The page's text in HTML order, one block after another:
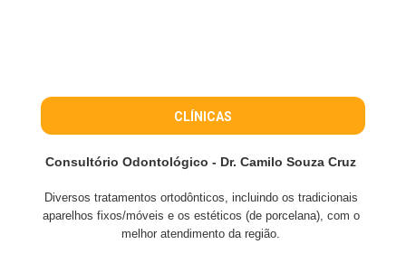
CLÍNICAS
Consultório Odontológico - Dr. Camilo Souza Cruz
Diversos tratamentos ortodônticos, incluindo os tradicionais
aparelhos fixos/móveis e os estéticos (de porcelana), com o
melhor atendimento da região.